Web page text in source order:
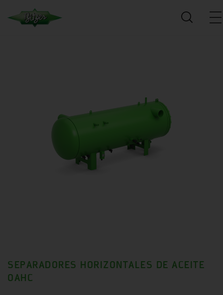
SEPARADORES HORIZONTALES DE ACEITE
OAHC